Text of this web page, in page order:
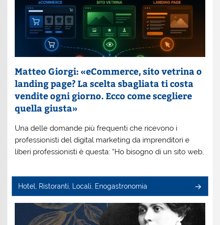
Matteo Giorgi: «eCommerce, sito vetrina o
landing page? La scelta sbagliata ti costa
vendite ogni giorno. Ecco come scegliere
quella giusta»
Una delle domande più frequenti che ricevono i
professionisti del digital marketing da imprenditori e
liberi professionisti è questa: “Ho bisogno di un sito web,
Hotel, Ristoranti, Locali, Enogastronomia